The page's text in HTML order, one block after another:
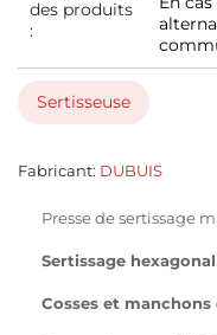
des produits
:
Sertisseuse
Fabricant: DUBUIS
Presse de sertissage
Sertissage hexagonal
Cosses et manchons